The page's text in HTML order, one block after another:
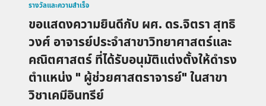
รางวัลและความสำเร็จ
ขอแสดงความยินดีกับ ผศ. ดร.จิตรา สุทธิ
วงศ์ อาจารย์ประจำสาขาวิทยาศาสตร์และ
คณิตศาสตร์ ที่ได้รับอนุมัติแต่งตั้งให้ดำรง
ตำแหน่ง " ผู้ช่วยศาสตราจารย์" ในสาขา
วิชาเคมีอินทรีย์